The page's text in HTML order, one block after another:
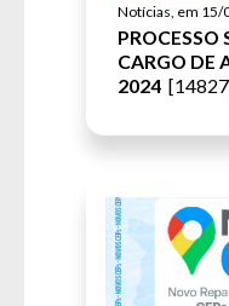
Notícias, em 15/
PROCESSO
CARGO DE
2024